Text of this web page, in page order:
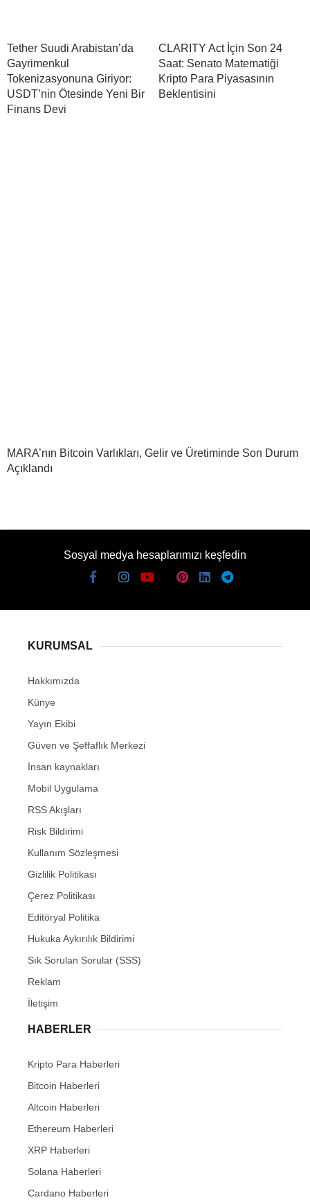
Tether Suudi Arabistan’da
Gayrimenkul
Tokenizasyonuna Giriyor:
USDT’nin Ötesinde Yeni Bir
Finans Devi
CLARITY Act İçin Son 24
Saat: Senato Matematiği
Kripto Para Piyasasının
Beklentisini
MARA’nın Bitcoin Varlıkları, Gelir ve Üretiminde Son Durum
Açıklandı
Sosyal medya hesaplarımızı keşfedin
KURUMSAL
Hakkımızda
Künye
Yayın Ekibi
Güven ve Şeffaflık Merkezi
İnsan kaynakları
Mobil Uygulama
RSS Akışları
Risk Bildirimi
Kullanım Sözleşmesi
Gizlilik Politikası
Çerez Politikası
Editöryal Politika
Hukuka Aykırılık Bildirimi
Sık Sorulan Sorular (SSS)
Reklam
İletişim
HABERLER
Kripto Para Haberleri
Bitcoin Haberleri
Altcoin Haberleri
Ethereum Haberleri
XRP Haberleri
Solana Haberleri
Cardano Haberleri